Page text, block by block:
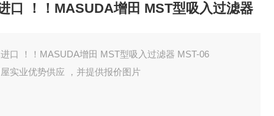
口 ！！MASUDA增田 MST型吸入过滤器
口 ！！MASUDA增田 MST型吸入过滤器 MST-06
实业优势供应 ，并提供报价图片